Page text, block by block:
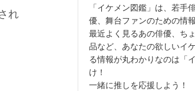
れ
「イケメン図鑑」は、若手
優、舞台ファンのための情
最近よく見るあの俳優、ち
品など、あなたの欲しいイ
る情報が丸わかりなのは「
け！
一緒に推しを応援しよう！